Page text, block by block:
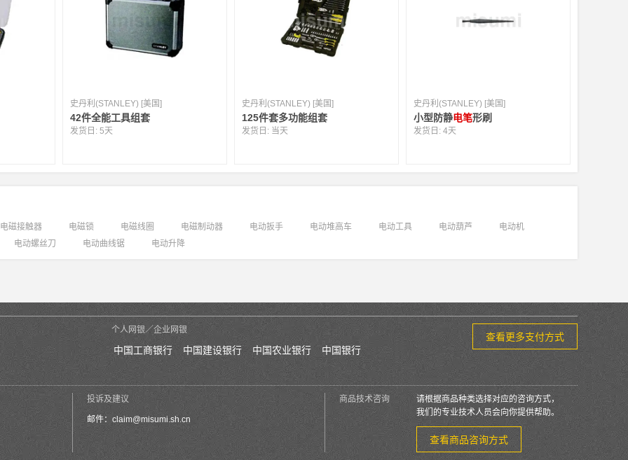
史丹利(STANLEY) [美国]
42件全能工具组套
发货日:5天
史丹利(STANLEY) [美国]
125件套多功能组套
发货日: 当天
史丹利(STANLEY) [美国]
小型防静电笔形刷
发货日:4天
电磁接触器 电磁锁 电磁线圈 电磁制动器 电动扳手 电动堆高车 电动工具 电动葫芦
电动机
电动螺丝刀
电动曲线锯 电动升降
个人网银／企业网银
中国工商银行 中国建设银行 中国农业银行 中国银行
查看更多支付方式
投诉及建议
邮件： claim@misumi.sh.cn
商品技术咨询
请根据商品种类选择对应的咨询方式，
我们的专业技术人员会向你提供帮助。
查看商品咨询方式